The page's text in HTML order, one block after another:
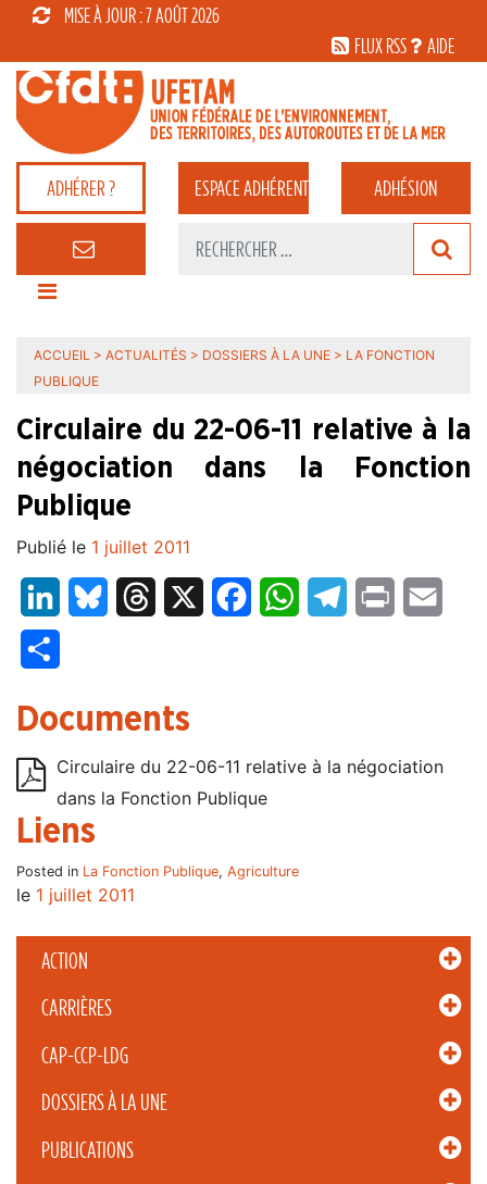
MISE À JOUR : 7 AOÛT 2026
FLUX RSS
AIDE
ADHÉRER ? ESPACEADHÉRENT ADHÉSION
ACTION
CARRIÈRES
CAP-CCP-LDG
DOSSIERS À LA UNE
PUBLICATIONS
ACCUEIL > ACTUALITÉS > DOSSIERS À LA UNE > LA FONCTION
PUBLIQUE
Circulaire du 22-06-11 relative à la
négociation dans la Fonction
Publique
Publié le 1 juillet 2011
LinkedInBluesky Threads FacebookWhatsAppTelegram
Print
Documents
Circulaire du 22-06-11 relative à la négociation
dans la Fonction Publique
Liens
Posted in La Fonction Publique, Agriculture
le 1 juillet 2011